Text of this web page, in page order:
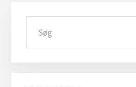
Primær
Sidebar